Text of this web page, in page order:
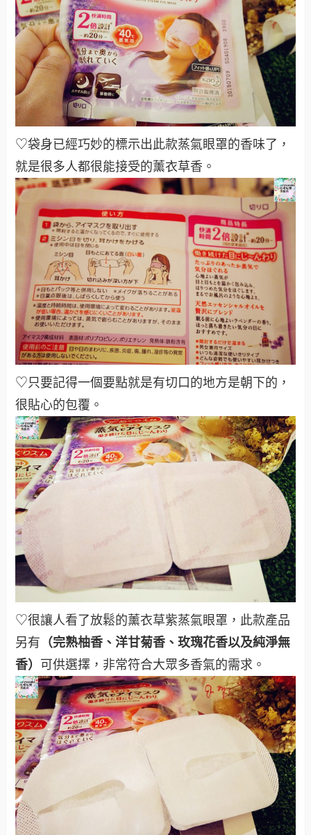
♡袋身已經巧妙的標示出此款蒸氣眼罩的香味了，
就是很多人都很能接受的薰衣草香。
♡只要記得一個要點就是有切口的地方是朝下的，
很貼心的包覆。
♡很讓人看了放鬆的薰衣草紫蒸氣眼罩，此款產品
另有 （完熟柚香、洋甘菊香、玫瑰花香以及純淨無
香） 可供選擇，非常符合大眾多香氣的需求。